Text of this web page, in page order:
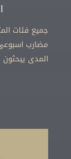
جميع فئات
مضارب
المدى